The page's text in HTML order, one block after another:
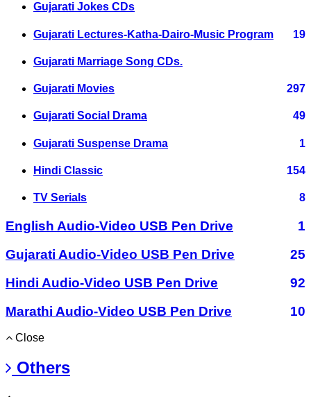
Gujarati Jokes CDs
Gujarati Lectures-Katha-Dairo-Music Program 19
Gujarati Marriage Song CDs.
Gujarati Movies 297
Gujarati Social Drama 49
Gujarati Suspense Drama 1
Hindi Classic 154
TV Serials 8
English Audio-Video USB Pen Drive
1
Gujarati Audio-Video USB Pen Drive
25
Hindi Audio-Video USB Pen Drive
92
Marathi Audio-Video USB Pen Drive
10
Close
Others